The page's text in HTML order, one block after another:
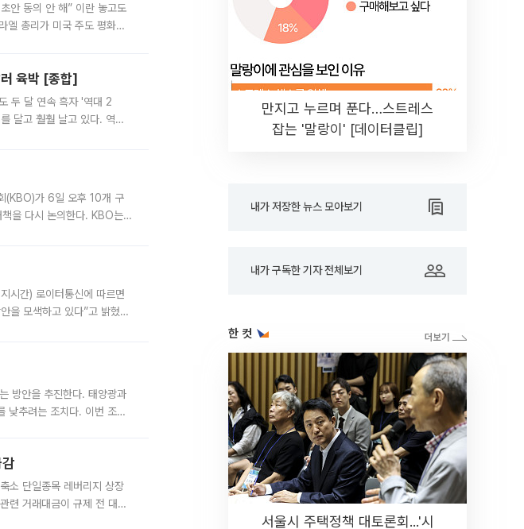
안 동의 안 해” 이란 놓고도
엘 총리가 미국 주도 평화위
육박 [종합]
두 달 연속 흑자 '역대 2
달고 훨훨 날고 있다. 역대
(KBO)가 6일 오후 10개 구
을 다시 논의한다. KBO는
을 모색하고 있다”고 밝혔다.
방안을 추진한다. 태양광과
낮추려는 조치다. 이번 조처
소 단일종목 레버리지 상장
련 거래대금이 규제 전 대비
만지고 누르며 푼다…스트레스
잡는 '말랑이' [데이터클립]
내가 저장한 뉴스 모아보기
내가 구독한 기자 전체보기
한 컷
서울시 주택정책 대토론회...'시